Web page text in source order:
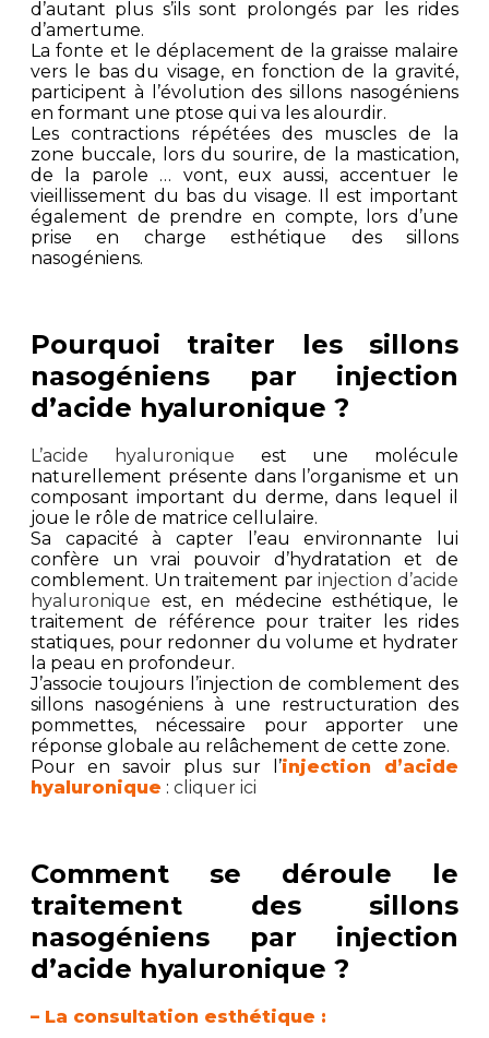
d’autant plus s’ils sont prolongés par les rides
d’amertume.
La fonte et le déplacement de la graisse malaire
vers le bas du visage, en fonction de la gravité,
participent à l’évolution des sillons nasogéniens
en formant une ptose qui va les alourdir.
Les contractions répétées des muscles de la
zone buccale, lors du sourire, de la mastication,
de la parole … vont, eux aussi, accentuer le
vieillissement du bas du visage. Il est important
également de prendre en compte, lors d’une
prise en charge esthétique des sillons
nasogéniens.
Pourquoi traiter les sillons
nasogéniens par injection
d’acide hyaluronique ?
L’acide hyaluronique est une molécule
naturellement présente dans l’organisme et un
composant important du derme, dans lequel il
joue le rôle de matrice cellulaire.
Sa capacité à capter l’eau environnante lui
confère un vrai pouvoir d’hydratation et de
comblement. Un traitement parinjection d’acide
hyaluronique est, en médecine esthétique, le
traitement de référence pour traiter les rides
statiques, pour redonner du volume et hydrater
la peau en profondeur.
J’associe toujours l’injection de comblement des
sillons nasogéniens à une restructuration des
pommettes, nécessaire pour apporter une
réponse globale au relâchement de cette zone.
Pour en savoir plus sur l’injection d’acide
hyaluronique : cliquer ici
Comment se déroule le
traitement des sillons
nasogéniens par injection
d’acide hyaluronique ?
– La consultation esthétique :